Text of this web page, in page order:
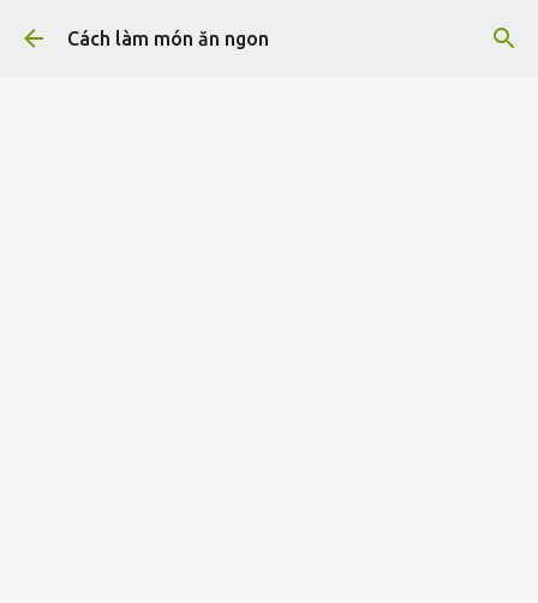
Chuyển đến nội dung chính
Cách làm món ăn ngon